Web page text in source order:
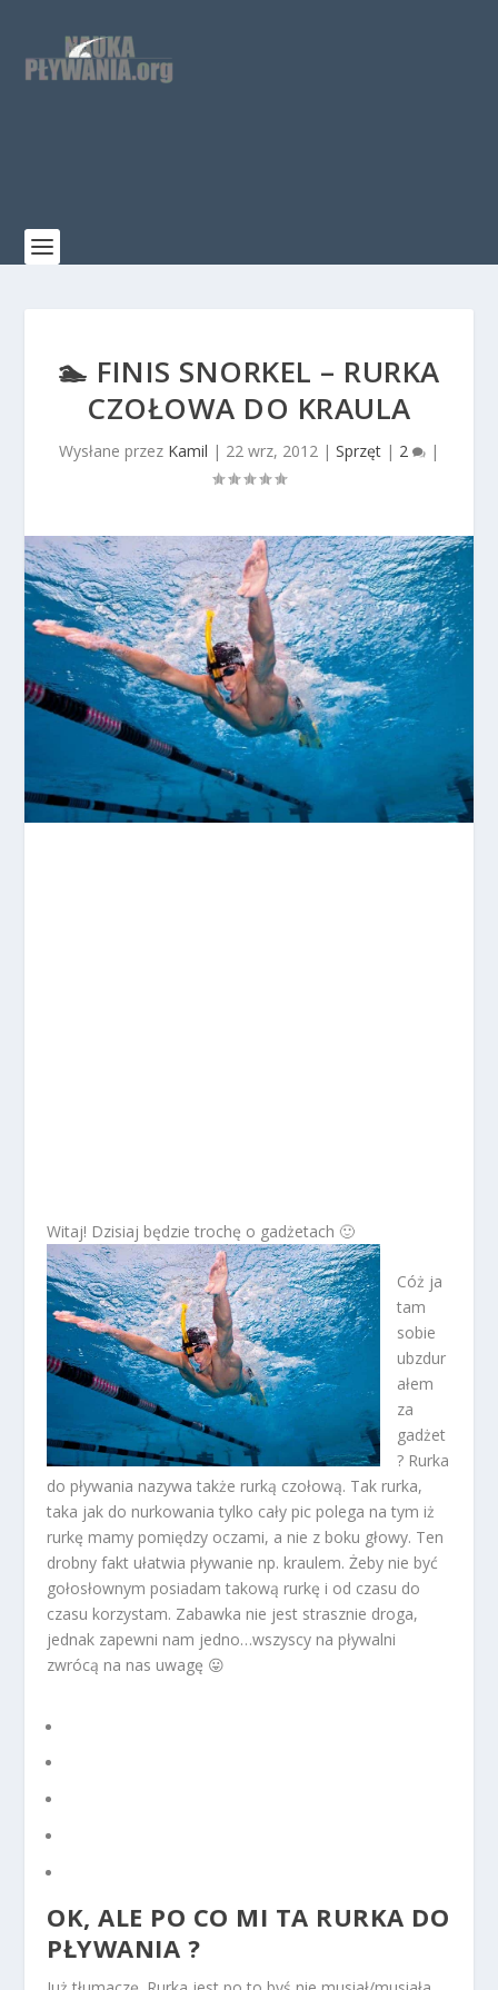
🏊 FINIS SNORKEL – RURKA
CZOŁOWA DO KRAULA
Wysłane przez Kamil | 22 wrz, 2012 | Sprzęt | 2 |
Witaj! Dzisiaj będzie trochę o gadżetach 🙂
Cóż ja
tam
sobie
ubzdur
ałem
za
gadżet
? Rurka
do pływania nazywa także rurką czołową. Tak rurka,
taka jak do nurkowania tylko cały pic polega na tym iż
rurkę mamy pomiędzy oczami, a nie z boku głowy. Ten
drobny fakt ułatwia pływanie np. kraulem. Żeby nie być
gołosłownym posiadam takową rurkę i od czasu do
czasu korzystam. Zabawka nie jest strasznie droga,
jednak zapewni nam jedno…wszyscy na pływalni
zwrócą na nas uwagę 😛
OK, ALE PO CO MI TA RURKA DO
PŁYWANIA ?